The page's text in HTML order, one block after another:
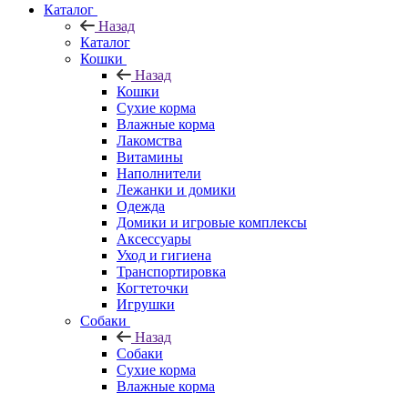
Каталог
Назад
Каталог
Кошки
Назад
Кошки
Сухие корма
Влажные корма
Лакомства
Витамины
Наполнители
Лежанки и домики
Одежда
Домики и игровые комплексы
Аксессуары
Уход и гигиена
Транспортировка
Когтеточки
Игрушки
Собаки
Назад
Собаки
Сухие корма
Влажные корма